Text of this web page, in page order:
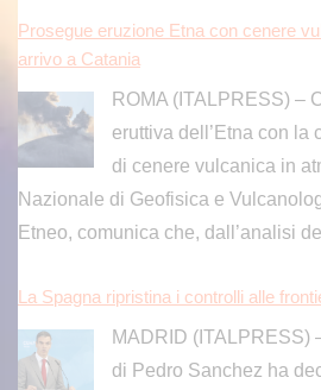
Prosegue eruzione Etna con cenere
arrivo a Catania
ROMA (ITALPRESS) –
eruttiva dell’Etna con la
di cenere vulcanica in
Nazionale di Geofisica e
Etneo, comunica che, dall’analisi
La Spagna ripristina i controlli alle
MADRID (ITALPRESS)
di Pedro Sanchez ha